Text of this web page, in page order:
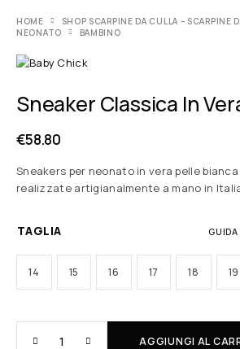
HOME
SHOP SCARPINE DA CULLA – SCARPINE
NEONATO
BAMBINO
Sneaker Classica In
€58.80
Sneakers per neonato in vera pelle
realizzate artigianalmente a mano in
TAGLIA
14 15 16 17 18 19
AGGIUNGI AL